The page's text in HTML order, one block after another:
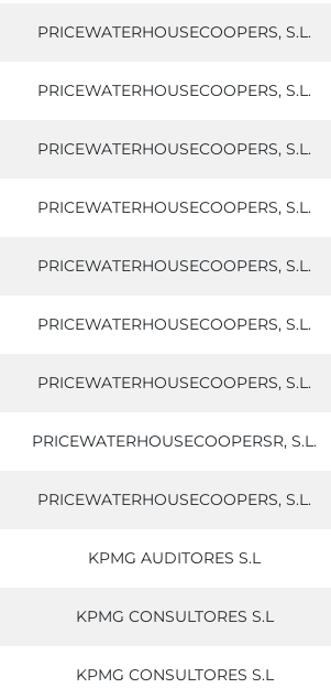
PRICEWATERHOUSECOOPERS, S.L.
PRICEWATERHOUSECOOPERS, S.L.
PRICEWATERHOUSECOOPERS, S.L.
PRICEWATERHOUSECOOPERS, S.L.
PRICEWATERHOUSECOOPERS, S.L.
PRICEWATERHOUSECOOPERS, S.L.
PRICEWATERHOUSECOOPERS, S.L.
PRICEWATERHOUSECOOPERSR, S.L.
PRICEWATERHOUSECOOPERS, S.L.
KPMG AUDITORES S.L
KPMG CONSULTORES S.L
KPMG CONSULTORES S.L